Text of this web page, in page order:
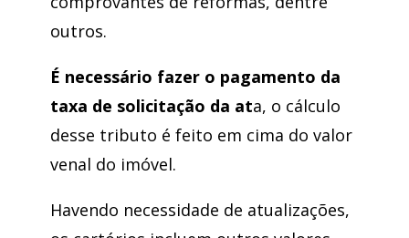
outros.
É necessário fazer o pagamento da
taxa de solicitação da ata, o cálculo
desse tributo é feito em cima do valor
venal do imóvel.
Havendo necessidade de atualizações,